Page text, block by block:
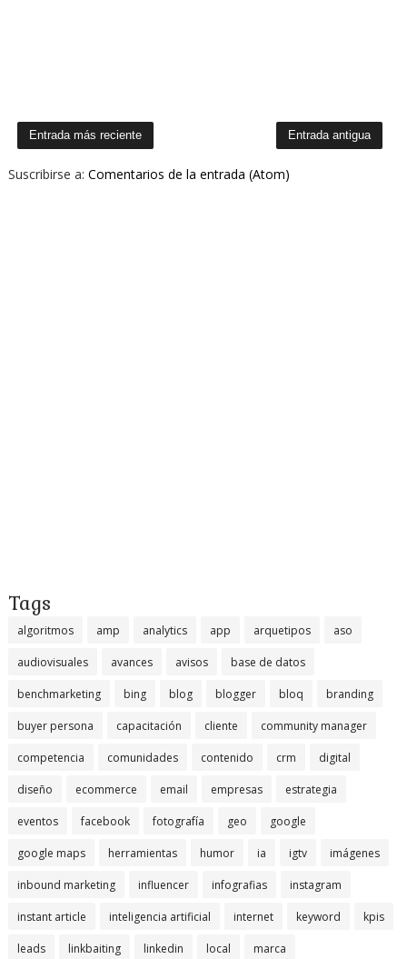
Entrada más reciente Entrada antigua
Suscribirse a: Comentarios de la entrada (Atom)
Tags
algoritmos amp analytics app arquetipos aso
audiovisuales avances avisos base de datos
benchmarketing bing blog blogger bloq branding
buyer persona capacitación cliente community manager
competencia comunidades contenido crm digital
diseño ecommerce email empresas estrategia
eventos facebook fotografía geo google
google maps herramientas humor ia igtv imágenes
inbound marketing influencer infografias instagram
instant article inteligencia artificial internet keyword kpis
leads linkbaiting linkedin local marca